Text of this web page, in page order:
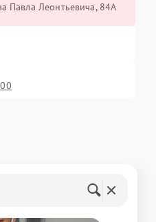
Павла Леонтьевича, 84А